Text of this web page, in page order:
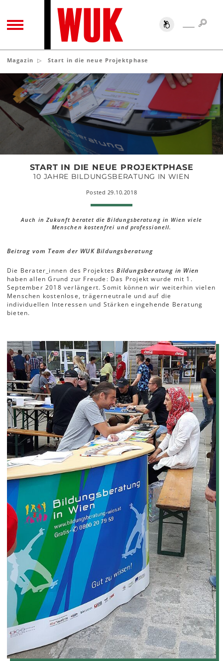
TOGGLE NAVIGATION SUCHE
Magazin Start in die neue Projektphase
Start
die
neue
Projektphase
START IN DIE NEUE PROJEKTPHASE
10 JAHRE BILDUNGSBERATUNG IN WIEN
Posted 29.10.2018
Auch in Zukunft beratet die Bildungsberatung in Wien viele
Menschen kostenfrei und professionell.
Beitrag vom Team der WUK Bildungsberatung
Die Berater_innen des ProjektesBildungsberatung in Wien
haben allen Grund zur Freude: Das Projekt wurde mit 1.
September 2018 verlängert. Somit können wir weiterhin vielen
Menschen kostenlose, trägerneutrale und auf die
individuellen Interessen und Stärken eingehende Beratung
bieten.